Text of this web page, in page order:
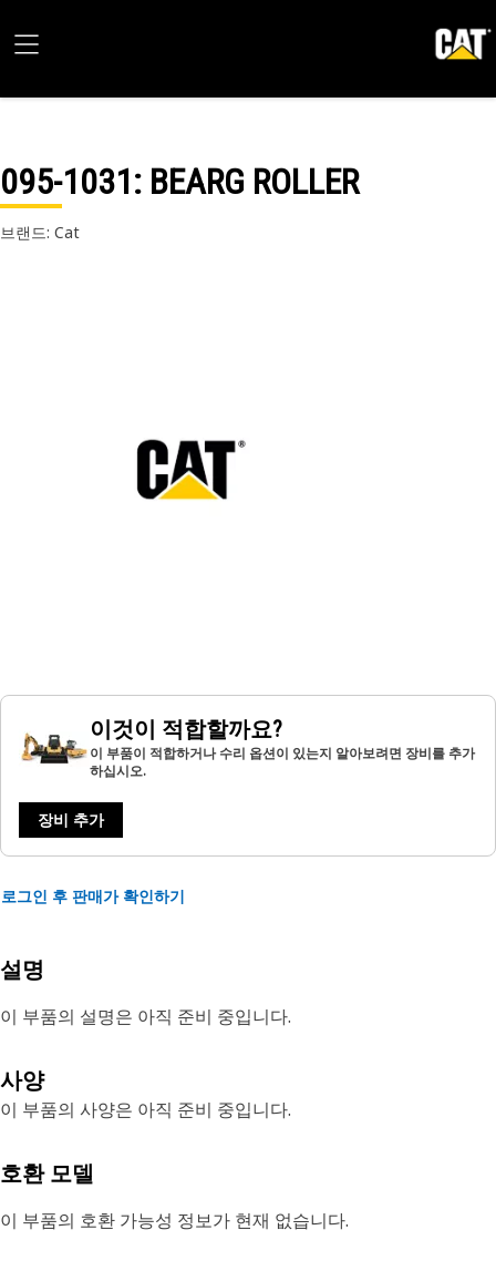
095-1031: BEARG ROLLER
브랜드: Cat
이것이 적합할까요?
이 부품이 적합하거나 수리 옵션이 있는지 알아보려면 장비를 추가
하십시오.
장비 추가
로그인 후 판매가 확인하기
설명
이 부품의 설명은 아직 준비 중입니다.
사양
이 부품의 사양은 아직 준비 중입니다.
호환 모델
이 부품의 호환 가능성 정보가 현재 없습니다.